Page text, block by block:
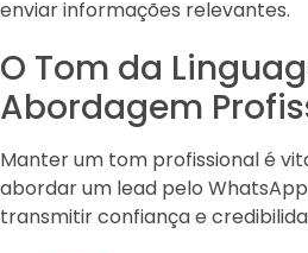
enviar informações relevantes.
O Tom da
Abordagem
Manter um tom profissional é
abordar um lead pelo
transmitir confiança e